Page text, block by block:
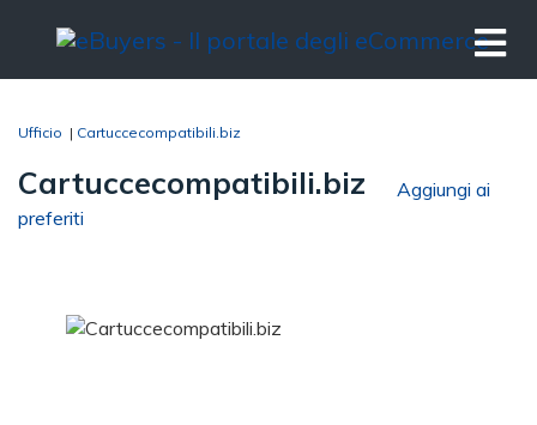
Ufficio | Cartuccecompatibili.biz
Cartuccecompatibili.biz
Aggiungi ai
preferiti